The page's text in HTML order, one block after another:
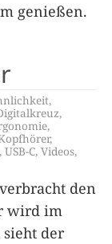
genießen.
,
,
,
,
, USB-C, Videos,
den
wird im
sieht der